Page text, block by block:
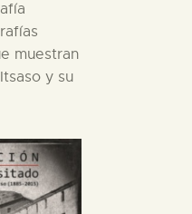
muestran
y su